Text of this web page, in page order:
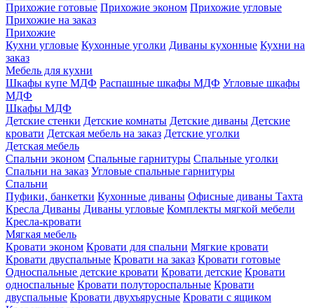
Прихожие готовые Прихожие эконом Прихожие угловые
Прихожие на заказ
Прихожие
Кухни угловые Кухонные уголки Диваны кухонные Кухни на
заказ
Мебель для кухни
Шкафы купе МДФ Распашные шкафы МДФ Угловые шкафы
МДФ
Шкафы МДФ
Детские стенки Детские комнаты Детские диваны Детские
кровати Детская мебель на заказ Детские уголки
Детская мебель
Спальни эконом Спальные гарнитуры Спальные уголки
Спальни на заказ Угловые спальные гарнитуры
Спальни
Пуфики, банкетки Кухонные диваны Офисные диваны Тахта
Кресла Диваны Диваны угловые Комплекты мягкой мебели
Кресла-кровати
Мягкая мебель
Кровати эконом Кровати для спальни Мягкие кровати
Кровати двуспальные Кровати на заказ Кровати готовые
Односпальные детские кровати Кровати детские Кровати
односпальные Кровати полутороспальные Кровати
двуспальные Кровати двухъярусные Кровати с ящиком